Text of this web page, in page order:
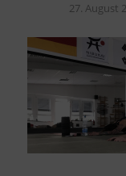
27. August